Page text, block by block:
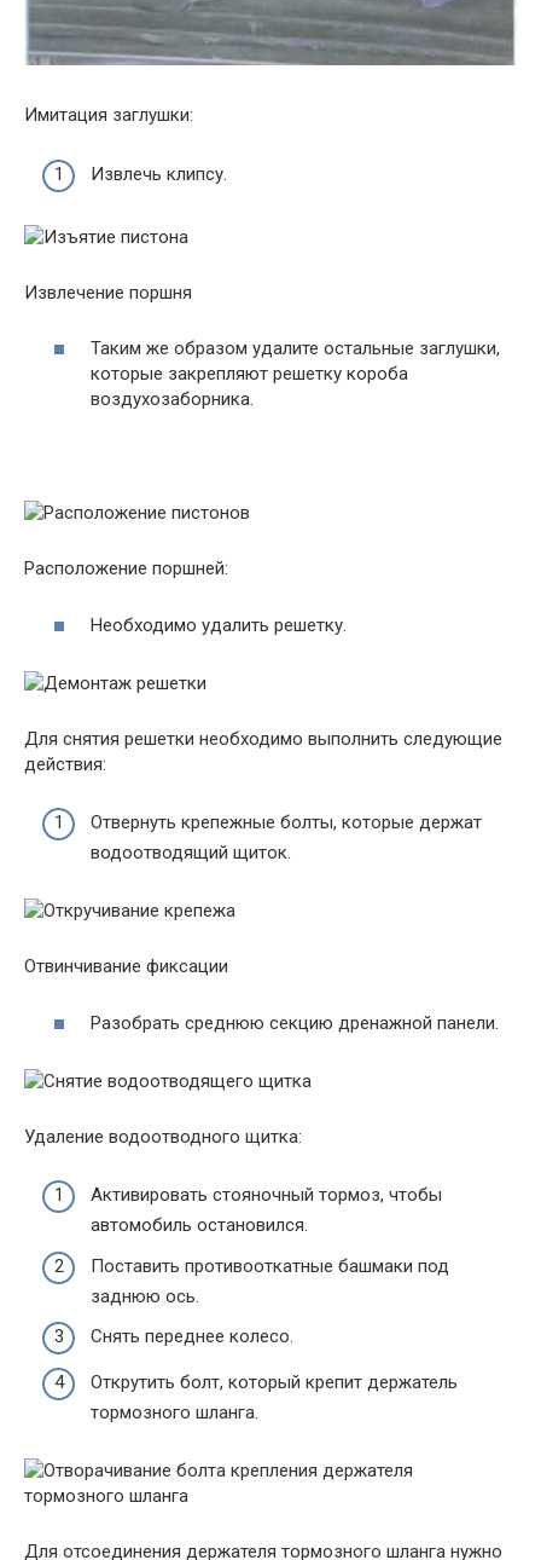
Имитация заглушки:
Извлечь клипсу.
Извлечение поршня
Таким же образом удалите остальные заглушки,
которые закрепляют решетку короба
воздухозаборника.
Расположение поршней:
Необходимо удалить решетку.
Для снятия решетки необходимо выполнить следующие
действия:
Отвернуть крепежные болты, которые держат
водоотводящий щиток.
Отвинчивание фиксации
Разобрать среднюю секцию дренажной панели.
Удаление водоотводного щитка:
Активировать стояночный тормоз, чтобы
автомобиль остановился.
Поставить противооткатные башмаки под
заднюю ось.
Снять переднее колесо.
Открутить болт, который крепит держатель
тормозного шланга.
Для отсоединения держателя тормозного шланга нужно